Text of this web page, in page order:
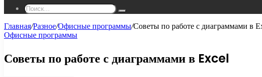
Поиск...
Главная/Разное/Офисные программы/Советы по работе с диаграммами в
Офисные программы
Советы по работе с диаграммами в Excel